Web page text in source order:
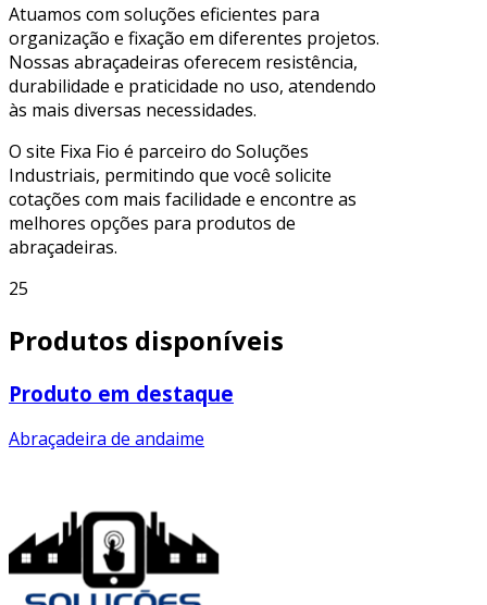
Atuamos com soluções eficientes para
organização e fixação em diferentes projetos.
Nossas abraçadeiras oferecem resistência,
durabilidade e praticidade no uso, atendendo
às mais diversas necessidades.
O site Fixa Fio é parceiro do Soluções
Industriais, permitindo que você solicite
cotações com mais facilidade e encontre as
melhores opções para produtos de
abraçadeiras.
25
Produtos disponíveis
Produto em destaque
Abraçadeira de andaime